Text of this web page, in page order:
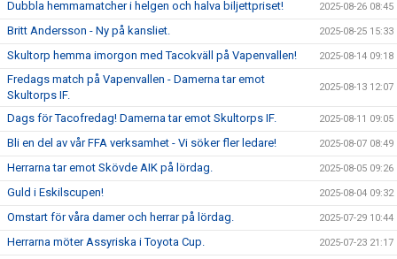
Dubbla hemmamatcher i helgen och halva biljettpriset! 2025-08-26 08:45
Britt Andersson - Ny på kansliet. 2025-08-25 15:33
Skultorp hemma imorgon med Tacokväll på Vapenvallen! 2025-08-14 09:18
Fredags match på Vapenvallen - Damerna tar emot
Skultorps IF.
2025-08-13 12:07
Dags för Tacofredag! Damerna tar emot Skultorps IF. 2025-08-11 09:05
Bli en del av vår FFA verksamhet - Vi söker fler ledare! 2025-08-07 08:49
Herrarna tar emot Skövde AIK på lördag. 2025-08-05 09:26
Guld i Eskilscupen! 2025-08-04 09:32
Omstart för våra damer och herrar på lördag. 2025-07-29 10:44
Herrarna möter Assyriska i Toyota Cup. 2025-07-23 21:17